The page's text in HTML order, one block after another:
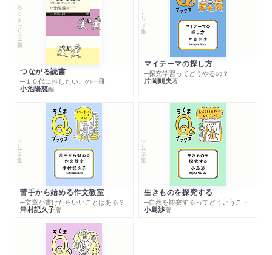
ちくまプリマー新書
つながる読書
─１０代に推したいこの一冊
小池陽慈編
シリーズ・全集
マイテーマの探し方
─探究学習ってどうやるの？
片岡則夫著
シリーズ・全集
苦手から始める作文教室
─文章が書けたらいいことはある？
津村記久子著
シリーズ・全集
生きものを探究する
─自然を観察するってどういうこと？
小島渉著